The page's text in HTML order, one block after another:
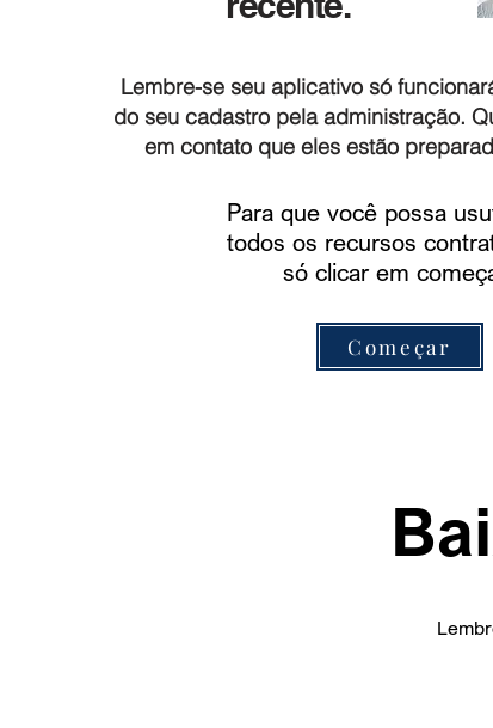
Lembre-se seu aplicativo só
do seu cadastro pela administração.
em contato que eles estão
Para que você possa
todos os recursos
só clicar em
Começar